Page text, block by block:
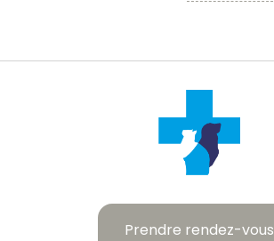
Prendre rendez-vous